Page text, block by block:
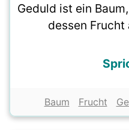
Geduld ist ein
dessen Frucht
Baum Frucht